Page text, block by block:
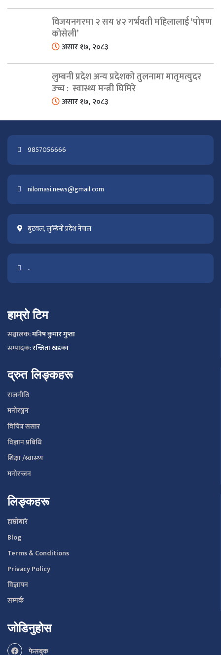
विजयनगरमा २ सय ४२ गर्भवती महिलालाई ‘पोषण
कोसेली’
असार १७, २०८३
लुम्बनी प्रदेश अन्य प्रदेशको तुलनामा मातृमत्युदर
उच्च : स्वास्थ्य मन्त्री घिमिरे
असार १७, २०८३
9857056666
nilomasi.news@gmail.com
बुटवल, लुम्बिनी प्रदेश नेपाल
..
हाम्रो टिम
सञ्चालक:मनिष कुमार गुप्ता
सम्पादक:रन्जिता खडका
द्रुत लिङ्कहरू
राजनीति
मनोरञ्जन
विचित्र संसार
विज्ञान प्रबिधि
शिक्षा /स्वास्थ्य
मनोरन्जन
लिङ्कहरू
हाम्रोबारे
Blog
Terms & Conditions
Privacy Policy
विज्ञापन
सम्पर्क
जोडिनुहोस
फेसबुक